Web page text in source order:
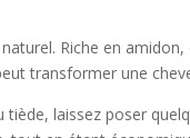
Riche en
transformer une
laissez poser